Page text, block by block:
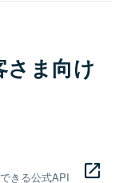
さま向け
きる公式API